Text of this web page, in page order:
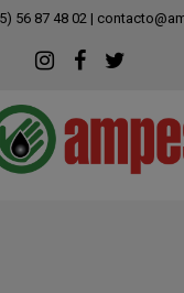
56 87 48 02 | modal-